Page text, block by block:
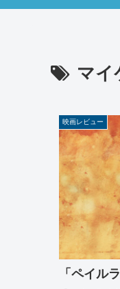
マイ
映画レビュー
「ペイル